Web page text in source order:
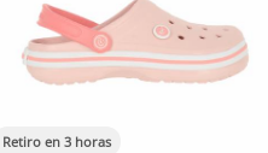
Retiro en 3 horas